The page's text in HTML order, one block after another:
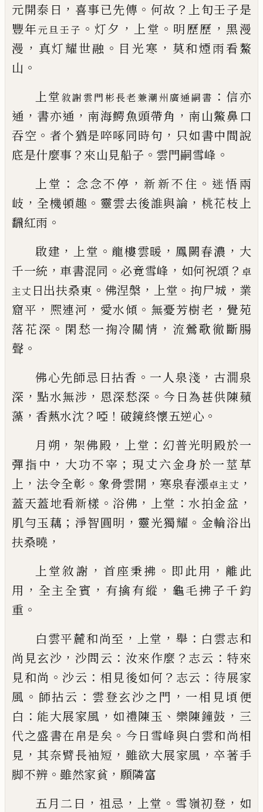
元開泰日 ， 喜事已先傳 。 何故 ？ 上旬壬子是
豐年元旦壬子 。 灯夕 ， 上堂 。 明歷歷 ，黑漫
漫 ， 真灯耀世融 。 目光寒 ， 莫和煙雨看鰲
山 。
上堂敘謝雲門彬長老兼潮州廣通嗣書 ： 信亦
通 ， 書亦通 ， 南海鰐魚頭帶角 ， 南山鱉鼻口
吞空 。 者个猶是啐啄同時句 ， 只如書中間說
底是什麼事 ？ 來山見船子 。 雲門嗣雪峰 。
上堂 ： 念念不停 ，新新不住 。 迷悟兩
岐 ，全機頓趣 。 靈雲去後誰與論 ， 桃花枝上
飜紅雨 。
啟建 ， 上堂 。 龍樓雲暖 ， 鳳闕春濃 ， 大
千一統 ， 車書混同 。 必竟雪峰 ， 如何祝頌 ？ 卓
主丈 日出扶桑東 。 佛涅槃 ， 上堂 。 拘尸城 ， 業
窟平 ， 熈連河 ， 愛水傾 。 無憂芳樹老 ， 覺苑
落花深 。 閑愁一掬冷關情 ， 流鶯歌徹斷腸
聲 。
佛心先師忌日拈香 。 一人泉淺 ， 古㵎泉
深 ，點水無涉 ， 恩深愁深 。 今日為甚供陳蘋
藻 ， 香爇水沈 ？ 啞 ！ 破鏡終懷五逆心 。
月朔 ， 架佛殿 ， 上堂 ： 幻普光明殿於一
彈指中 ， 大功不宰 ； 現丈六金身於一莖草
上 ， 法令全彰 。 象骨雲開 ， 寒泉春漲卓主丈 ，
蓋天蓋地看新樣 。 浴佛 ， 上堂 ：水拍金盆 ，
肌勻玉藕 ； 淨智圓明 ，靈光獨耀 。 金輪浴出
扶桑曉 ，
上堂敘謝 ， 首座秉拂 。 即此用 ， 離此
用 ， 全主全賓 ， 有擒有縱 ， 龜毛拂子千鈞
重 。
白雲平麓和尚至 ， 上堂 ， 舉 ： 白雲志和
尚見玄沙 ， 沙問云 ： 汝來作麼 ？ 志云 ： 特來
見和尚 。沙云 ： 相見後如何 ？ 志云 ： 待展家
風 。 師拈云 ： 雲登玄沙之門 ， 一相見頃便
白 ： 能大展家風 ， 如禮陳玉 、 樂陳鐘鼓 ， 三
代之盛書在帛是矣 。 今日雪峰與白雲和尚相
見 ，其奈臂長袖短 ， 雖欲大展家風 ，卒著手
脚不辨 。 雖然家貧 ， 願隣富
五月二日 ， 祖忌 ， 上堂 。 雪嶺初登 ， 如